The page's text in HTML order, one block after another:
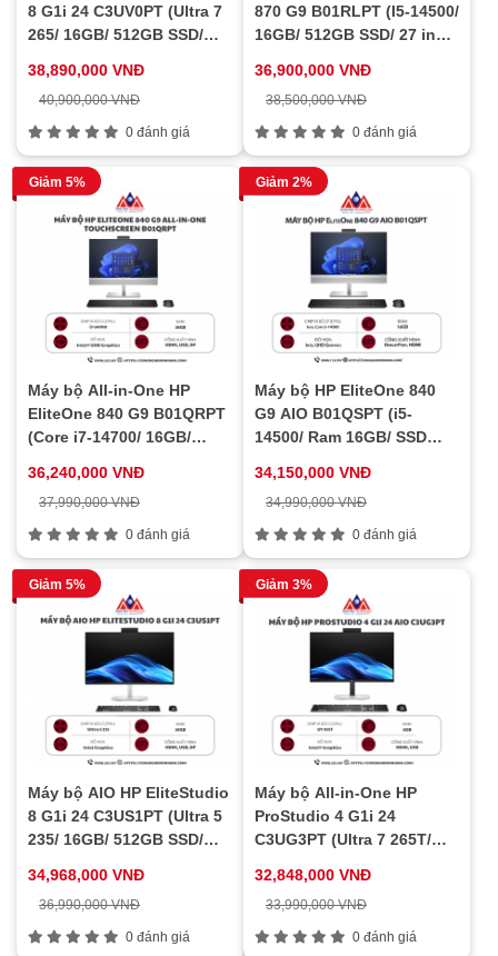
8 G1i 24 C3UV0PT (Ultra 7
265/ 16GB/ 512GB SSD/
Mouse/ Win11/ 3Y)
38,890,000 VNĐ
40,900,000 VNĐ
0 đánh giá
870 G9 B01RLPT (I5-14500/
16GB/ 512GB SSD/ 27 inch/
Win11/ Bạc/ 3Y)
36,900,000 VNĐ
38,500,000 VNĐ
0 đánh giá
Giảm 5%
Máy bộ All-in-One HP
EliteOne 840 G9 B01QRPT
(Core i7-14700/ 16GB/
Touch/ Win11 Pro/ 3Y)
36,240,000 VNĐ
37,990,000 VNĐ
0 đánh giá
Giảm 2%
Máy bộ HP EliteOne 840
G9 AIO B01QSPT (i5-
14500/ Ram 16GB/ SSD
Windows 11 Pro/ 3Y/ Bạc)
34,150,000 VNĐ
34,990,000 VNĐ
0 đánh giá
Giảm 5%
Máy bộ AIO HP EliteStudio
8 G1i 24 C3US1PT (Ultra 5
235/ 16GB/ 512GB SSD/
Mouse/ Win11/ 3Y)
34,968,000 VNĐ
36,990,000 VNĐ
0 đánh giá
Giảm 3%
Máy bộ All-in-One HP
ProStudio 4 G1i 24
C3UG3PT (Ultra 7 265T/
FHD/ Win11/ 1Y)
32,848,000 VNĐ
33,990,000 VNĐ
0 đánh giá